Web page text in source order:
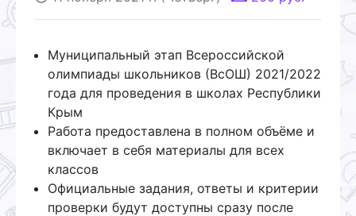
Муниципальный этап Всероссийской
олимпиады школьников (ВсОШ) 2021/2022
года для проведения в школах Республики
Крым
Работа предоставлена в полном объёме и
включает в себя материалы для всех
классов
Официальные задания, ответы и критерии
проверки будут доступны сразу после